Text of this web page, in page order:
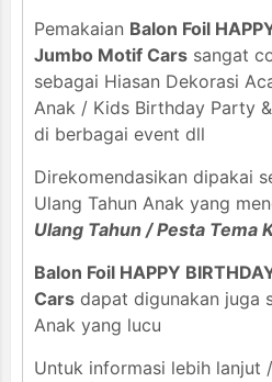
Pemakaian Balon Foil
Jumbo Motif Cars sangat
sebagai Hiasan Dekorasi
Anak / Kids Birthday Party
di berbagai event dll
Direkomendasikan dipakai
Ulang Tahun Anak yang
Ulang Tahun / Pesta Tema
Balon Foil HAPPY
Cars dapat digunakan juga
Anak yang lucu
Untuk informasi lebih lanjut